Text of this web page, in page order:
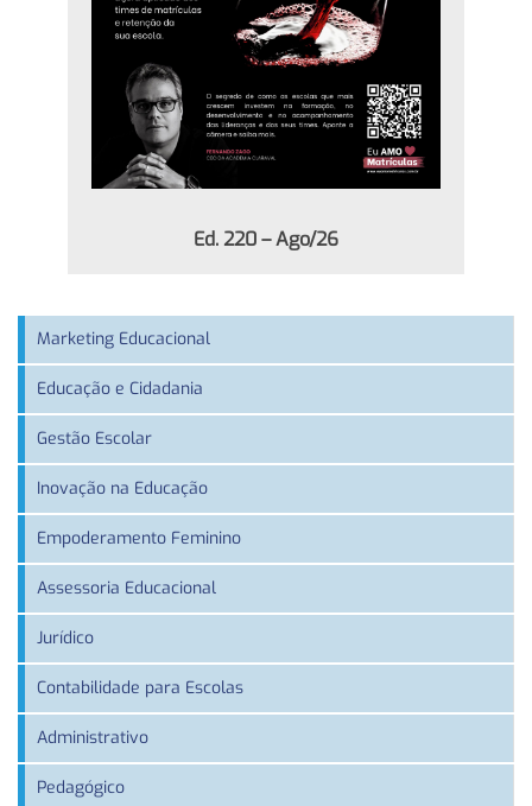
Ed. 220 – Ago/26
Marketing Educacional
Educação e Cidadania
Gestão Escolar
Inovação na Educação
Empoderamento Feminino
Assessoria Educacional
Jurídico
Contabilidade para Escolas
Administrativo
Pedagógico